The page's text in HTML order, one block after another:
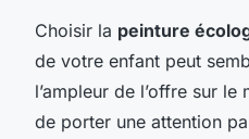
Choisir la peinture
de votre enfant peut
l’ampleur de l’offre sur
de porter une attention